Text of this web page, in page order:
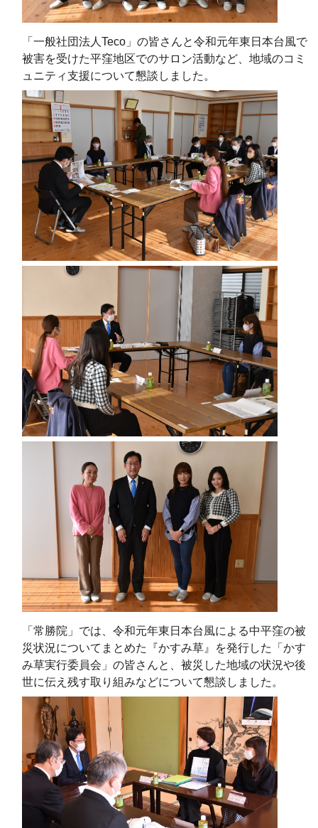
「一般社団法人Teco」の皆さんと令和元年東日本台風で
被害を受けた平窪地区でのサロン活動など、地域のコミ
ュニティ支援について懇談しました。
「常勝院」では、令和元年東日本台風による中平窪の被
災状況についてまとめた『かすみ草』を発行した「かす
み草実行委員会」の皆さんと、被災した地域の状況や後
世に伝え残す取り組みなどについて懇談しました。